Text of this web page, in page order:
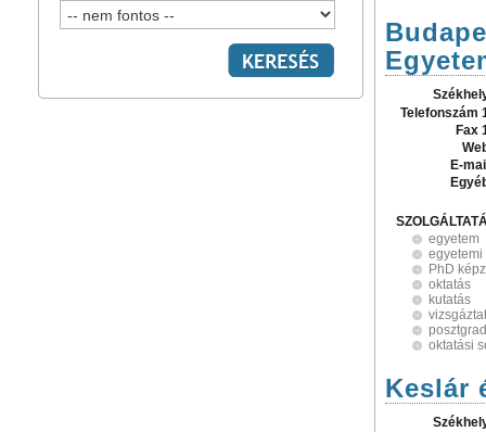
Telefonszám
Fax
E-
egyetem
egyetemi
PhD
oktatás
kutatás
oktatási
Keslár